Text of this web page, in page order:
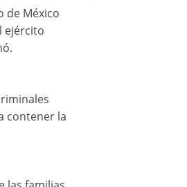
de México
ejército
contener la